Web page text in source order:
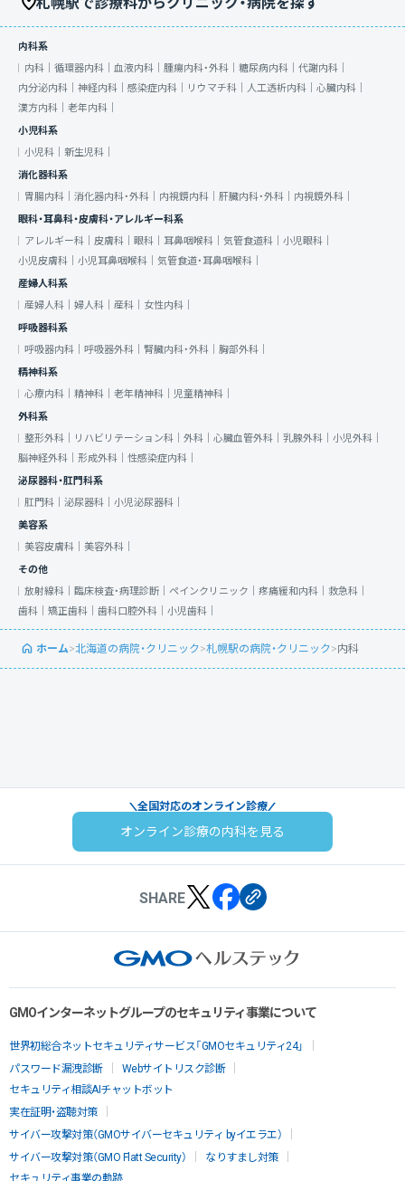
内科系
内科｜ 循環器内科｜ 血液内科｜ 腫瘍内科・外科｜ 糖尿病内科｜ 代謝内科｜
内分泌内科｜ 神経内科｜ 感染症内科｜ リウマチ科｜ 人工透析内科｜ 心臓内科｜
漢方内科｜ 老年内科｜
小児科系
小児科｜ 新生児科｜
消化器科系
胃腸内科｜ 消化器内科・外科｜ 内視鏡内科｜ 肝臓内科・外科｜ 内視鏡外科｜
眼科・耳鼻科・皮膚科・アレルギー科系
アレルギー科｜ 皮膚科｜ 眼科｜ 耳鼻咽喉科｜ 気管食道科｜ 小児眼科｜
小児皮膚科｜ 小児耳鼻咽喉科｜ 気管食道・耳鼻咽喉科｜
産婦人科系
産婦人科｜ 婦人科｜ 産科｜ 女性内科｜
呼吸器科系
呼吸器内科｜ 呼吸器外科｜ 腎臓内科・外科｜ 胸部外科｜
精神科系
心療内科｜ 精神科｜ 老年精神科｜ 児童精神科｜
外科系
整形外科｜
リハビリテーション科｜ 外科｜ 心臓血管外科｜ 乳腺外科｜ 小児外科｜
脳神経外科｜ 形成外科｜ 性感染症内科｜
泌尿器科・肛門科系
肛門科｜ 泌尿器科｜ 小児泌尿器科｜
美容系
美容皮膚科｜ 美容外科｜
その他
放射線科｜ 臨床検査・病理診断｜ ペインクリニック｜ 疼痛緩和内科｜ 救急科｜
歯科｜ 矯正歯科｜ 歯科口腔外科｜ 小児歯科｜
ホーム>北海道の病院・クリニック>札幌駅の病院・クリニック>内科
全国対応のオンライン診療
オンライン診療の内科を見る
SHARE
GMOインターネットグループのセキュリティ事業について
世界初総合ネットセキュリティサービス「GMOセキュリティ24」
パスワード漏洩診断
Webサイトリスク診断
セキュリティ相談AIチャットボット
実在証明・盗聴対策
サイバー攻撃対策（GMOサイバーセキュリティ byイエラエ）
サイバー攻撃対策（GMO Flatt Security）
なりすまし対策
セキュリティ事業の軌跡